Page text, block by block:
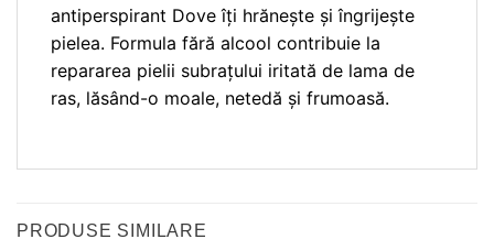
antiperspirant Dove îți hrănește și îngrijește
pielea. Formula fără alcool contribuie la
repararea pielii subrațului iritată de lama de
ras, lăsând-o moale, netedă și frumoasă.
PRODUSE SIMILARE